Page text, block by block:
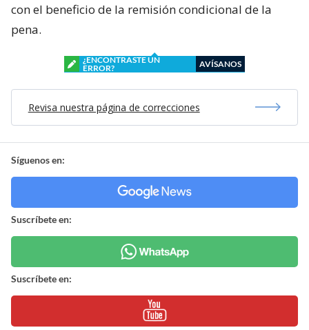
con el beneficio de la remisión condicional de la
pena.
¿ENCONTRASTE UN
ERROR?
AVÍSANOS
Revisa nuestra página de correcciones
Síguenos en:
Suscríbete en:
Suscríbete en: